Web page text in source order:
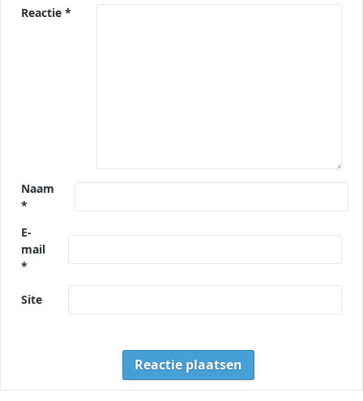
Reactie *
Naam
*
E-
mail
*
Site